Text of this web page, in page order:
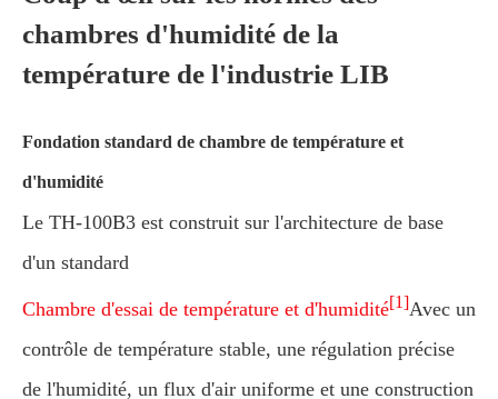
chambres d'humidité de la
température de l'industrie LIB
Fondation standard de chambre de température et
d'humidité
Le TH-100B3 est construit sur l'architecture de base
d'un standard
Chambre d'essai de température et d'humidité[1]Avec un
contrôle de température stable, une régulation précise
de l'humidité, un flux d'air uniforme et une construction